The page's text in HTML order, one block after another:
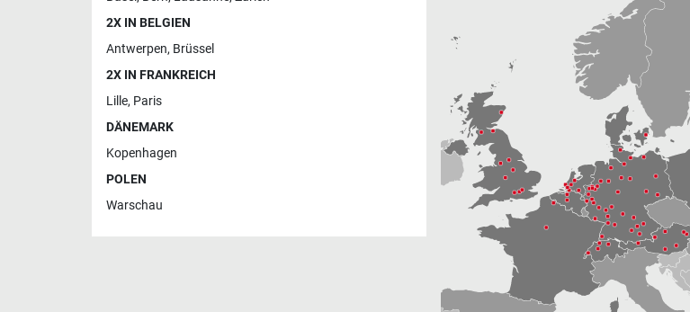
2X IN BELGIEN
Antwerpen, Brüssel
2X IN FRANKREICH
Lille, Paris
DÄNEMARK
Kopenhagen
POLEN
Warschau